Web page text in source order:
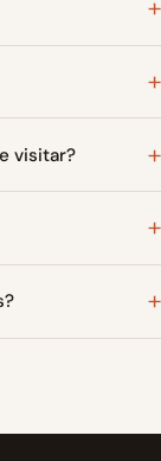
visitar?